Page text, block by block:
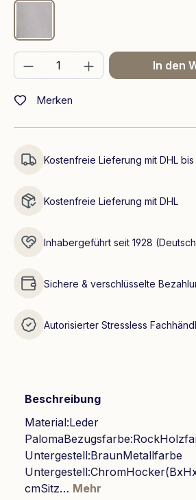
Produkt Anzahl: GibIn den
Merken
Kostenfreie Lieferung mit DHL
Kostenfreie Lieferung mit DHL
Inhabergeführt seit 1928
Sichere & verschlüsselte
Autorisierter Stressless
Beschreibung
Material:Leder
Untergestell:BraunMetallfarbe
cmSitz… Mehr